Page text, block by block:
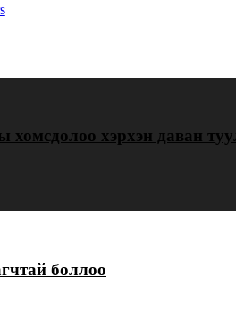
хомсдолоо хэрхэн даван
боллоо